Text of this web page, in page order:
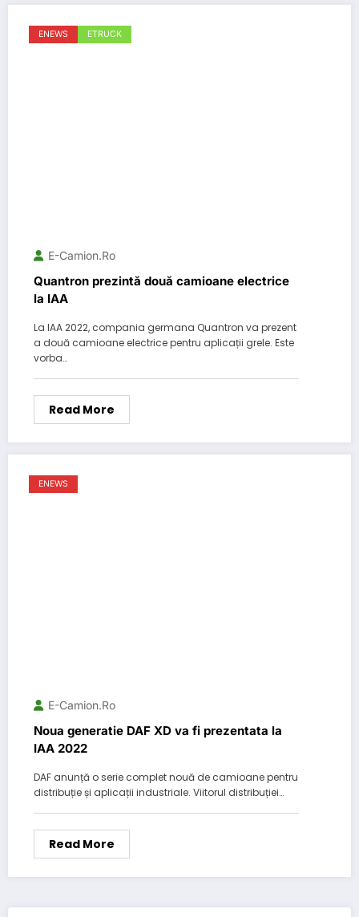
ENEWS ETRUCK
E-Camion.ro
Quantron prezintă două camioane electrice
la IAA
La IAA 2022, compania germana Quantron va prezent
a două camioane electrice pentru aplicații grele. Este
vorba…
Read More
ENEWS
E-Camion.ro
Noua generatie DAF XD va fi prezentata la
IAA 2022
DAF anunță o serie complet nouă de camioane pentru
distribuție și aplicații industriale. Viitorul distribuției…
Read More